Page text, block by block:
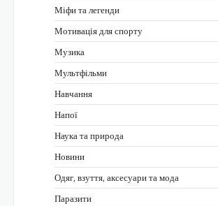
Міфи та легенди
Мотивація для спорту
Музика
Мультфільми
Навчання
Напої
Наука та природа
Новини
Одяг, взуття, аксесуари та мода
Паразити